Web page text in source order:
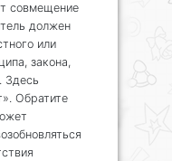
совмещение
должен
или
закона,
Здесь
Обратите